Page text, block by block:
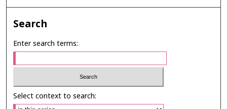
Search
Enter search terms:
Select context to search: